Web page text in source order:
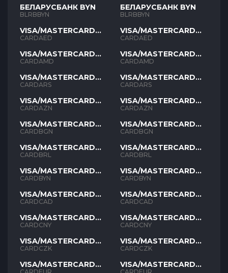
БЕЛАРУСБАНК BYN
BLRBBYN
VISA/MASTERCARD
AED
CARDAED
VISA/MASTERCARD
AMD
CARDAMD
VISA/MASTERCARD
ARS
CARDARS
VISA/MASTERCARD
AZN
CARDAZN
VISA/MASTERCARD
BGN
CARDBGN
VISA/MASTERCARD
BRL
CARDBRL
VISA/MASTERCARD
BYN
CARDBYN
VISA/MASTERCARD
CAD
CARDCAD
VISA/MASTERCARD
CNY
CARDCNY
VISA/MASTERCARD
CZK
CARDCZK
VISA/MASTERCARD
БЕЛАРУСБАНК BYN
BLRBBYN
VISA/MASTERCARD
AED
CARDAED
VISA/MASTERCARD
AMD
CARDAMD
VISA/MASTERCARD
ARS
CARDARS
VISA/MASTERCARD
AZN
CARDAZN
VISA/MASTERCARD
BGN
CARDBGN
VISA/MASTERCARD
BRL
CARDBRL
VISA/MASTERCARD
BYN
CARDBYN
VISA/MASTERCARD
CAD
CARDCAD
VISA/MASTERCARD
CNY
CARDCNY
VISA/MASTERCARD
CZK
CARDCZK
VISA/MASTERCARD